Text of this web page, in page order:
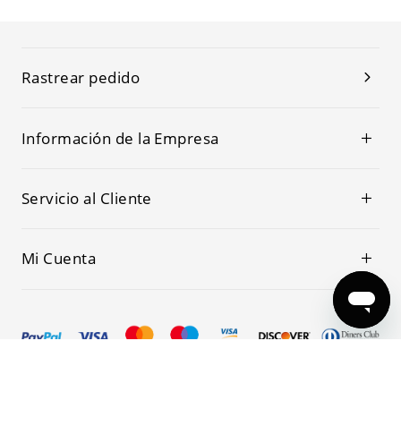
Rastrear pedido
Información de la Empresa
Servicio al Cliente
Mi Cuenta